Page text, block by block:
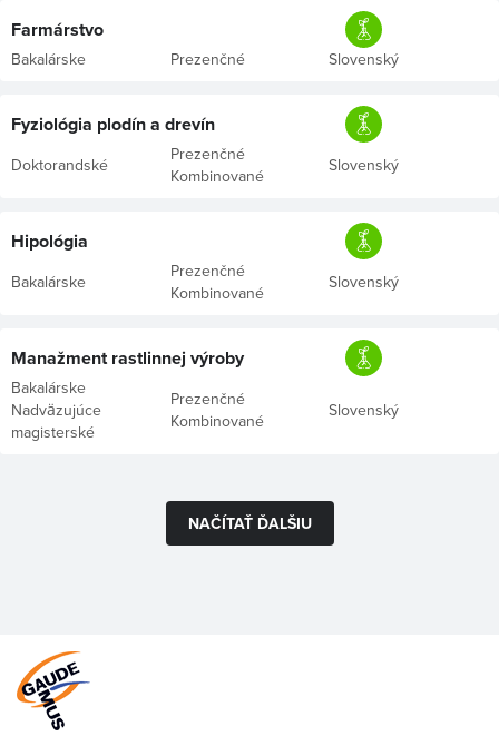
Farmárstvo
Bakalárske Prezenčné Slovenský
Fyziológia plodín a drevín
Doktorandské
Prezenčné
Kombinované
Slovenský
Hipológia
Bakalárske
Prezenčné
Kombinované
Slovenský
Manažment rastlinnej výroby
Bakalárske
Nadväzujúce
magisterské
Prezenčné
Kombinované
Slovenský
NAČÍTAŤ ĎALŠIU